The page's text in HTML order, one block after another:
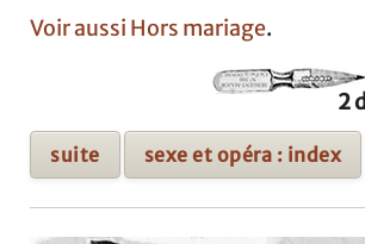
Voir aussi Hors mariage.
2
suite sexe et opéra : index